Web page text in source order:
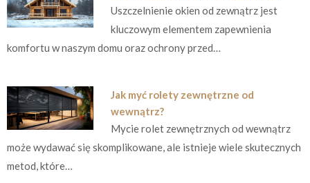
Uszczelnienie okien od zewnątrz jest
kluczowym elementem zapewnienia
komfortu w naszym domu oraz ochrony przed…
Jak myć rolety zewnętrzne od
wewnątrz?
Mycie rolet zewnętrznych od wewnątrz
może wydawać się skomplikowane, ale istnieje wiele skutecznych
metod, które…